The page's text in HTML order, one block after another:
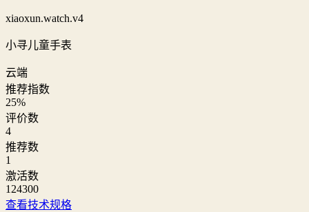
xiaoxun.watch.v4
小寻儿童手表
云端
推荐指数
25%
评价数
4
推荐数
1
激活数
124300
查看技术规格